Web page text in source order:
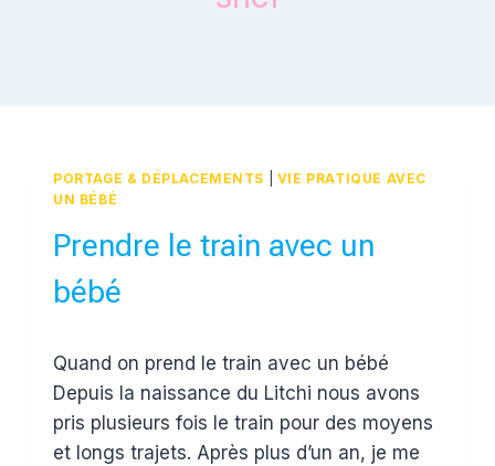
PORTAGE & DÉPLACEMENTS
VIE PRATIQUE AVEC
UN BÉBÉ
Prendre le train avec un
bébé
Estelle
Quand on prend le train avec un bébé
Depuis la naissance du Litchi nous avons
pris plusieurs fois le train pour des moyens
et longs trajets. Après plus d’un an, je me